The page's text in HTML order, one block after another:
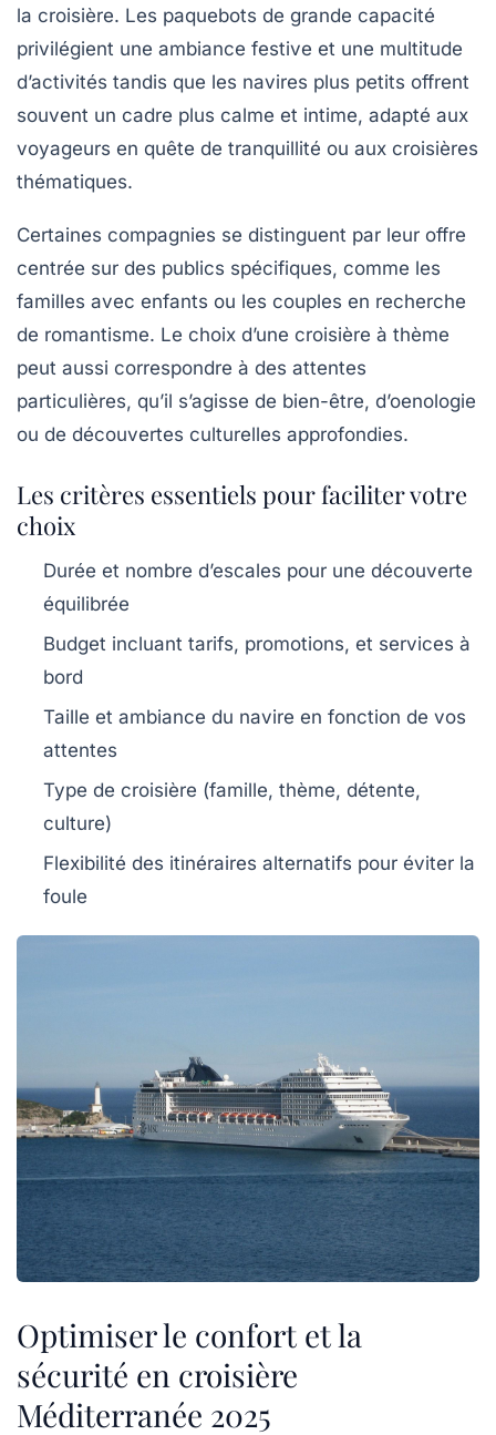
la croisière. Les paquebots de grande capacité
privilégient une ambiance festive et une multitude
d’activités tandis que les navires plus petits offrent
souvent un cadre plus calme et intime, adapté aux
voyageurs en quête de tranquillité ou aux croisières
thématiques.
Certaines compagnies se distinguent par leur offre
centrée sur des publics spécifiques, comme les
familles avec enfants ou les couples en recherche
de romantisme. Le choix d’une croisière à thème
peut aussi correspondre à des attentes
particulières, qu’il s’agisse de bien-être, d’oenologie
ou de découvertes culturelles approfondies.
Les critères essentiels pour faciliter votre
choix
Durée et nombre d’escales pour une découverte
équilibrée
Budget incluant tarifs, promotions, et services à
bord
Taille et ambiance du navire en fonction de vos
attentes
Type de croisière (famille, thème, détente,
culture)
Flexibilité des itinéraires alternatifs pour éviter la
foule
Optimiser le confort et la
sécurité en croisière
Méditerranée 2025